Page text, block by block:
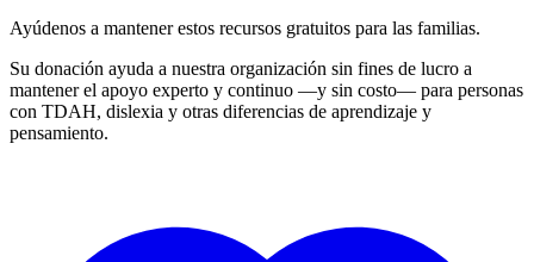
Ayúdenos a mantener estos recursos gratuitos para las familias.
Su donación ayuda a nuestra organización sin fines de lucro a
mantener el apoyo experto y continuo —y sin costo— para personas
con TDAH, dislexia y otras diferencias de aprendizaje y
pensamiento.